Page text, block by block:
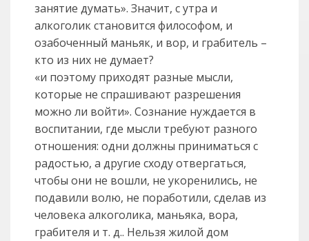
занятие думать». Значит, с утра и
алкоголик становится философом, и
озабоченный маньяк, и вор, и грабитель –
кто из них не думает?
«и поэтому приходят разные мысли,
которые не спрашивают разрешения
можно ли войти». Сознание нуждается в
воспитании, где мысли требуют разного
отношения: одни должны приниматься с
радостью, а другие сходу отвергаться,
чтобы они не вошли, не укоренились, не
подавили волю, не поработили, сделав из
человека алкоголика, маньяка, вора,
грабителя и т. д.. Нельзя жилой дом